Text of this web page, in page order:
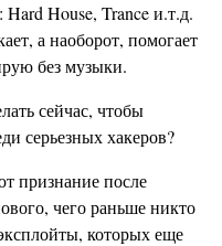
House, Trance и.т.д.
а наоборот, помогает
без музыки.
сейчас, чтобы
серьезных хакеров?
признание после
чего раньше никто
которых еще